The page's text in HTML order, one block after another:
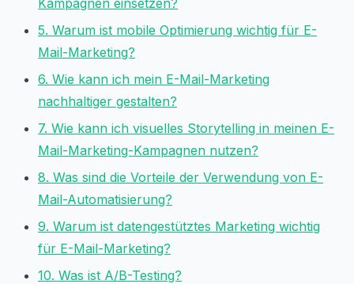
Kampagnen einsetzen?
5. Warum ist mobile Optimierung wichtig für E-
Mail-Marketing?
6. Wie kann ich mein E-Mail-Marketing
nachhaltiger gestalten?
7. Wie kann ich visuelles Storytelling in meinen E-
Mail-Marketing-Kampagnen nutzen?
8. Was sind die Vorteile der Verwendung von E-
Mail-Automatisierung?
9. Warum ist datengestütztes Marketing wichtig
für E-Mail-Marketing?
10. Was ist A/B-Testing?